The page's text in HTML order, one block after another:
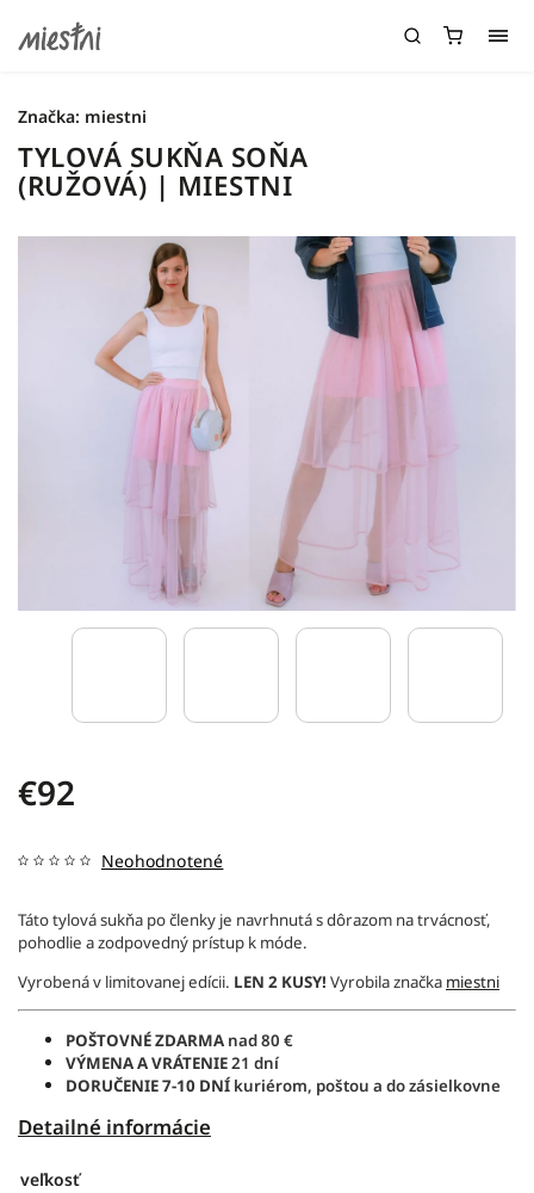
TYLOVÁ SUKŇA SOŇA
(RUŽOVÁ) | MIESTNI
€92
Neohodnotené
Táto tylová sukňa po členky je navrhnutá s dôrazom na trvácnosť,
pohodlie a zodpovedný prístup k móde.
Vyrobená v limitovanej edícii. LEN 2 KUSY! Vyrobila značka miestni
POŠTOVNÉ ZDARMA nad 80 €
VÝMENA A VRÁTENIE21 dní
DORUČENIE7-10 DNÍ kuriérom, poštou a do zásielkovne
Detailné informácie
Značka: miestni
veľkosť